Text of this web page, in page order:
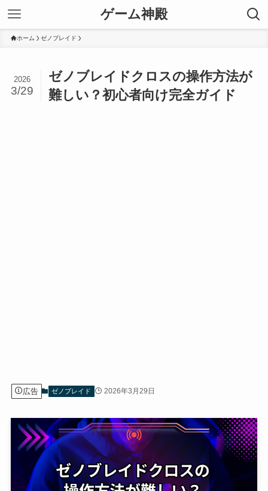
ゲーム神殿
ホーム ゼノブレイド
ゼノブレイドクロスの操作方法が
難しい？初心者向け完全ガイド
2026
3/29
広告 ゼノブレイド 2026年3月29日